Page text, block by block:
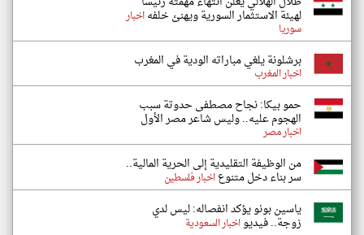
لهيئة الاستثمار السورية ويهنئ خلفهاخبار
سوريا
برشلونة يلغي مباراته الودية في المغرب
اخبار المغرب
حمو بيكا: نجاح مصطفى حدوتة سبب
الهجوم عليه.. وليس شاعر مصر الأول
اخبار مصر
من الوظيفة التقليدية إلى الحرية المالية..
سر بناء دخل متنوعاخبار فلسطين
ياسين بونو يؤكد انفصاله: ليس لدي
زوجة.. فيديواخبار السعودية